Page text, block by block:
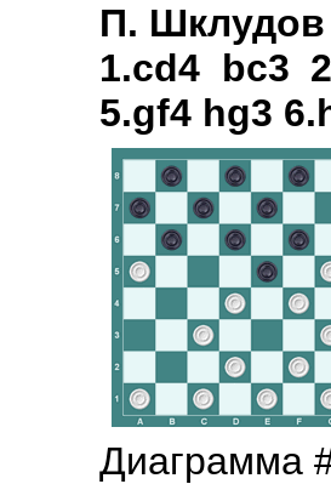
П. Шклудов
1.cd4 bc3
5.gf4 hg3
Диаграмма